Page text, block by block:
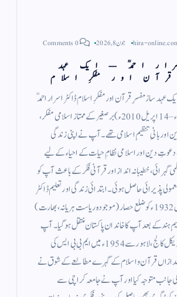
hira- جون 8, 2026 0 Comments
احمدؒ — ایک عہد
قرآن اور مفکرِ اسلام
عہد ساز مفسرِ قرآن اور مفکرِ اسلام ڈاکٹر اسرار احمدؒ
(26 اپریل 1932ء – 14 اپریل 2010ء) برصغیر کے ممتاز اسلامی مفکر،
اور بانیِ تنظیمِ اسلامی تھے۔ آپ نے اپنی زندگی
دین اور اسلامی نظامِ حیات کے احیاء کے لیے
گہرائی، خطیبانہ انداز اور قرآنی فکر کے باعث آپ کو
پذیرائی حاصل ہوئی۔ ابتدائی زندگی اور تعلیم ڈاکٹر
اسرار احمدؒ 26 اپریل 1932ء کو ضلع حصار (موجودہ ریاست ہریانہ، بھارت)
ہند کے بعد آپ کا خاندان پاکستان منتقل ہو گیا۔ آپ
نے کنگ ایڈورڈ میڈیکل کالج، لاہور سے 1954ء میں ایم بی بی ایس کی
ازاں قرآن و اسلام کے گہرے مطالعے کے شوق نے
جانب متوجہ کیا اور آپ نے جامعہ کراچی سے